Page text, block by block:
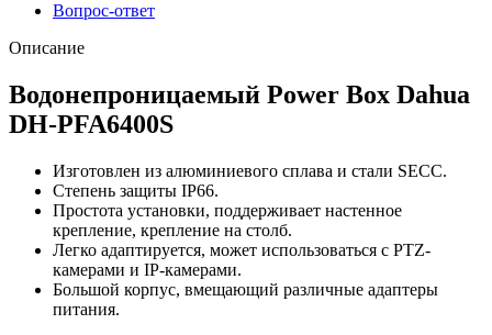
Вопрос-ответ
Описание
Водонепроницаемый Power Box Dahua
DH-PFA6400S
Изготовлен из алюминиевого сплава и стали SECC.
Степень защиты IP66.
Простота установки, поддерживает настенное
крепление, крепление на столб.
Легко адаптируется, может использоваться с PTZ-
камерами и IP-камерами.
Большой корпус, вмещающий различные адаптеры
питания.